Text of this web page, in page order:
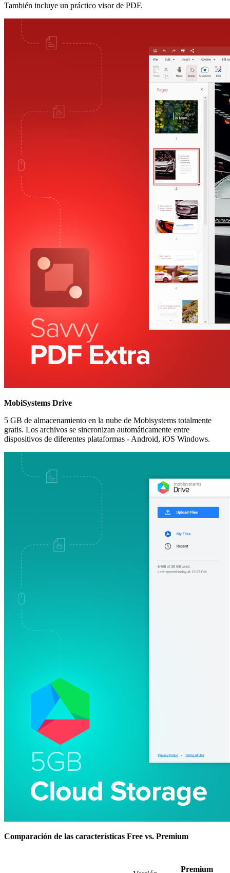
También incluye un práctico visor de PDF.
MobiSystems Drive
5 GB de almacenamiento en la nube de Mobisystems totalmente
gratis. Los archivos se sincronizan automáticamente entre
dispositivos de diferentes plataformas - Android, iOS Windows.
Comparación de las características Free vs. Premium
Premium